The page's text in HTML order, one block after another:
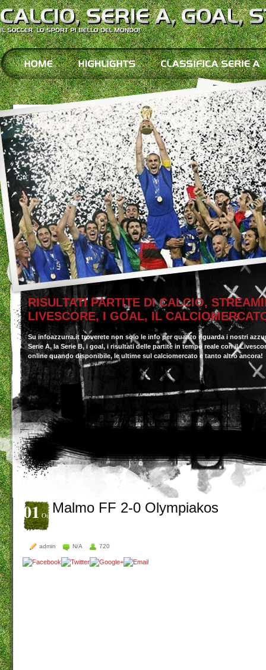
RISULTATI PARTITE DI CALCIO,
LIVESCORE, I GOAL, IL
Su infoazzurra.it troverete non solo le info per quanto riguarda i nostri
Serie A, la Serie B, i goal, i risultati delle partite in tempo reale con il
online quando disponibile, le ultime sul calciomercato e tanto altro ancora!
01Ott Malmo FF 2-0 Olympiakos
admin N/A 720